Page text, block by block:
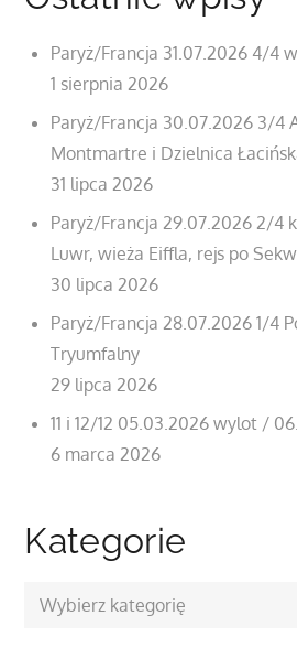
Paryż/Francja 31.07.2026 4/4
1 sierpnia 2026
Paryż/Francja 30.07.2026 3/4
Montmartre i Dzielnica
31 lipca 2026
Paryż/Francja 29.07.2026 2/4
Luwr, wieża Eiffla, rejs po
30 lipca 2026
Paryż/Francja 28.07.2026 1/4
Tryumfalny
29 lipca 2026
11 i 12/12 05.03.2026 wylot /
6 marca 2026
Kategorie
Kategorie